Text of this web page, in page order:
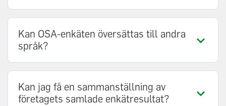
Kan OSA-enkäten översättas till andra
språk?
Kan jag få en sammanställning av
företagets samlade enkätresultat?